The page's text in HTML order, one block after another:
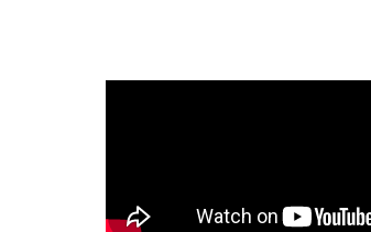
y el prestigioso Puerto Banús.